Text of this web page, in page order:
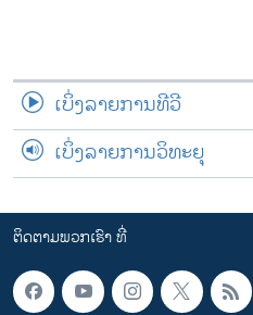
ເບິ່ງລາຍການທີວີ
ເບິ່ງລາຍການວິທະຍຸ
ຕິດຕາມພວກເຮົາ ທີ່